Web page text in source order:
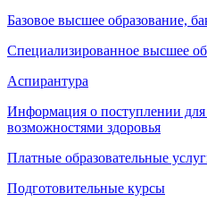
Базовое высшее образование,
Специализированное высшее
Аспирантура
Информация о поступлении
возможностями здоровья
Платные образовательные
Подготовительные курсы